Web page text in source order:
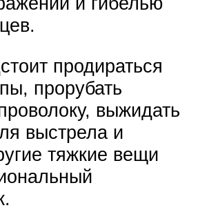
продираться
прорубать
выжидать
выстрела и
тяжкие вещи